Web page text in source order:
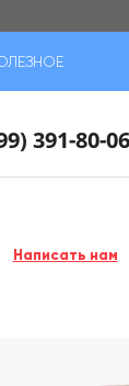
391-80-06
Написать нам